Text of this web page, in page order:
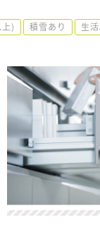
) 積雪あり 生